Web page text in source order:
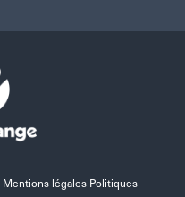
Mentions légales Politiques